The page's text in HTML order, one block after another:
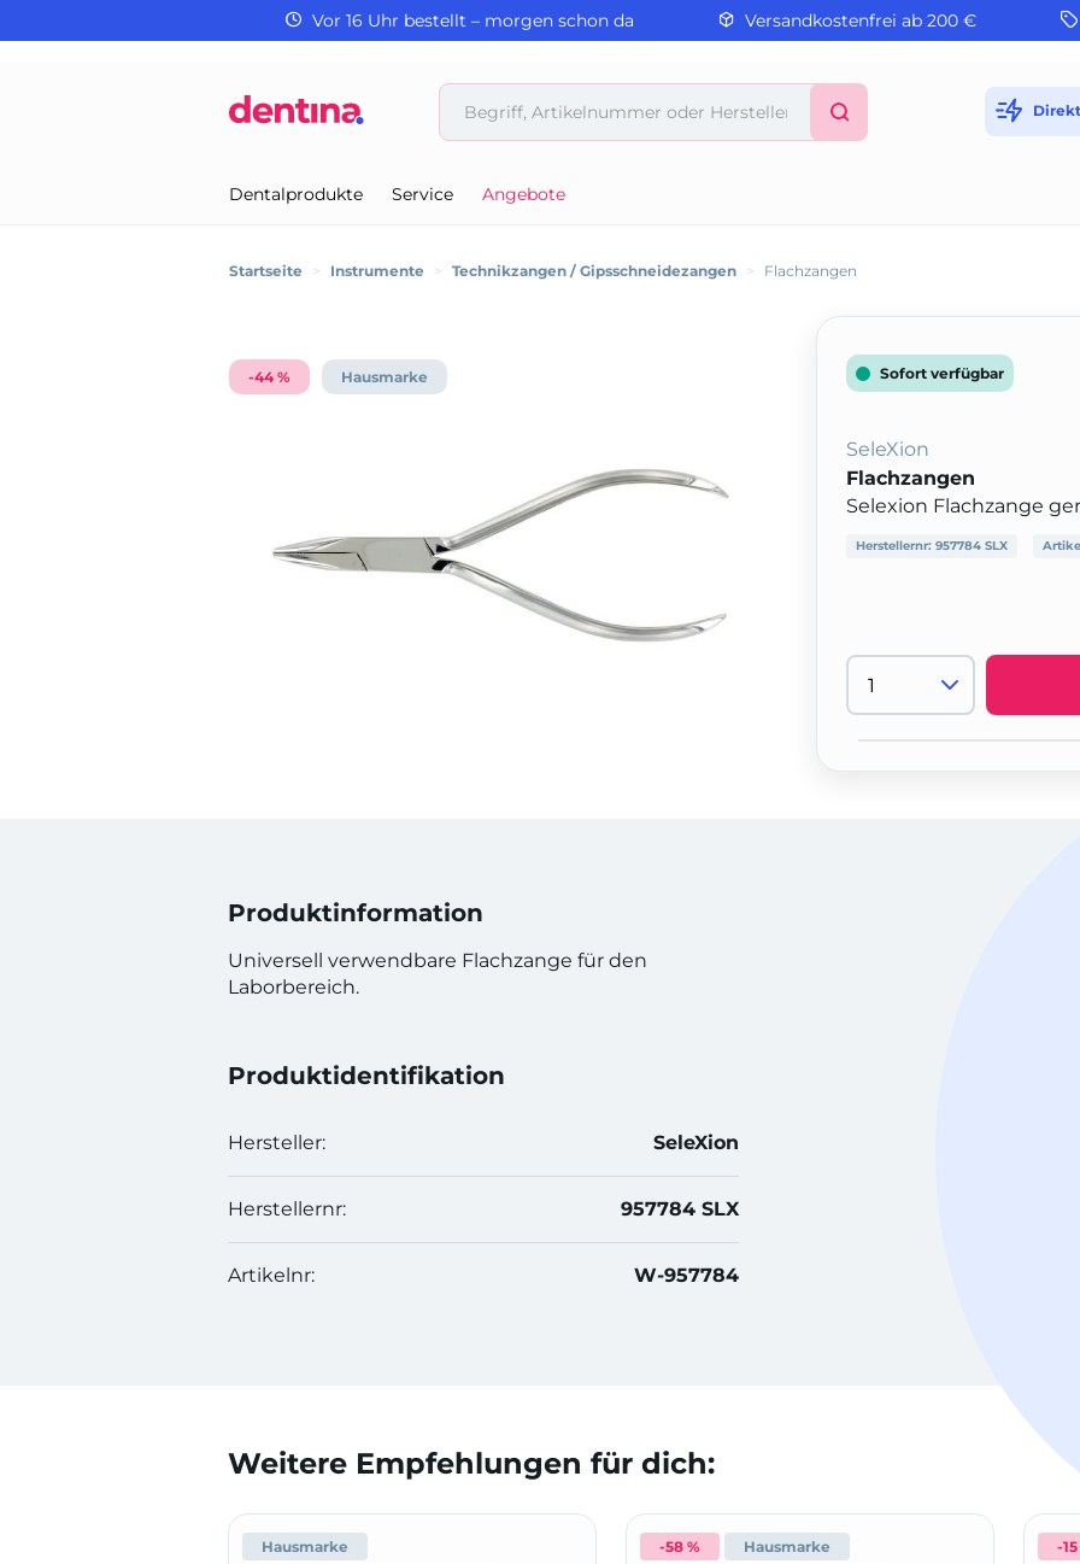
Vor 16 Uhr bestellt – morgen schon da Versandkostenfrei ab 200 €
Dentalprodukte Service Angebote
Startseite > Instrumente > Technikzangen / Gipsschneidezangen > Flachzangen
-44 % Hausmarke
Produktinformation
Universell verwendbare Flachzange für den
Laborbereich.
Produktidentifikation
Hersteller: SeleXion
Herstellernr: 957784 SLX
Artikelnr: W-957784
Sofort verfügbar
SeleXion
Flachzangen
Selexion Flachzange
Herstellernr: 957784 SLX
Weitere Empfehlungen für dich:
Hausmarke -58 % Hausmarke -